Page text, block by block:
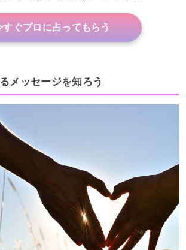
すぐプロに占ってもらう
メッセージを知ろう